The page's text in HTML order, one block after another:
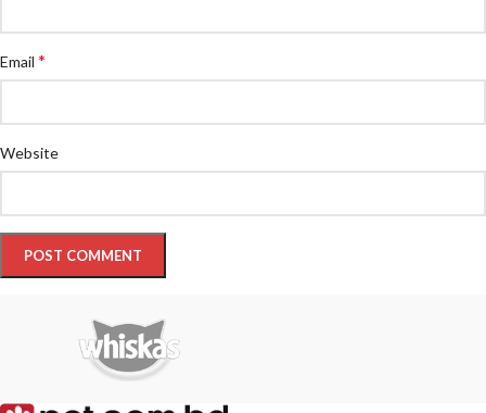
Email *
Website